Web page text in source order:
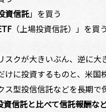
資信託」を買う
（上場投資信託）」を買う
クが大きいぶん、逆に大
に投資するものと、米
ス型投信信託などを長期
資信託と比べて信託報酬な